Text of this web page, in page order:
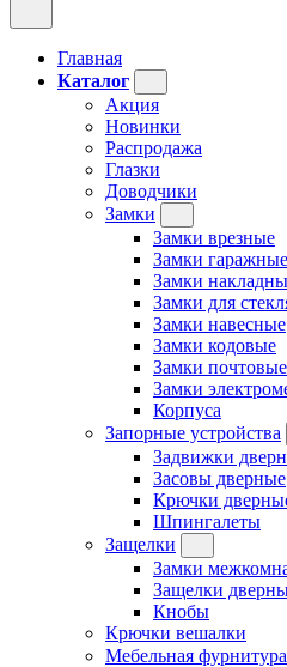
Главная
Каталог
Акция
Новинки
Распродажа
Глазки
Доводчики
Замки
Замки врезные
Замки гаражные
Замки
Замки для
Замки навесные
Замки кодовые
Замки почтовые
Замки
Корпуса
Запорные устройства
Задвижки
Засовы дверные
Крючки
Шпингалеты
Защелки
Замки
Защелки
Кнобы
Крючки вешалки
Мебельная фурнитура